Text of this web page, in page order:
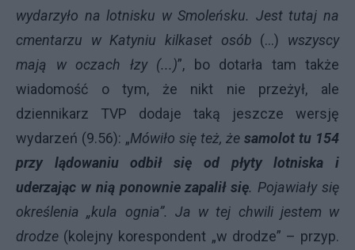
wydarzyło na lotnisku w Smoleńsku. Jest tutaj na
cmentarzu w Katyniu kilkaset osób (…) wszyscy
mają w oczach łzy (...)”, bo dotarła tam także
wiadomość o tym, że nikt nie przeżył, ale
dziennikarz TVP dodaje taką jeszcze wersję
wydarzeń (9.56): „Mówiło się też, że samolot tu 154
przy lądowaniu odbił się od płyty lotniska i
uderzając w nią ponownie zapalił się. Pojawiały się
określenia „kula ognia”. Ja w tej chwili jestem w
drodze (kolejny korespondent „w drodze” – przyp.